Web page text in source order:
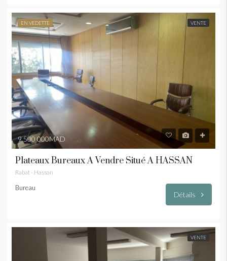
EN VEDETTE VENTE
9 500 000MAD
Plateaux Bureaux À Vendre Situé À HASSAN
Rabat - Hassan
Bureau
Détails
VENTE